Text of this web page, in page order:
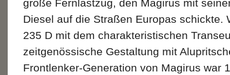
große Fernlastzug, den Magirus mit
Diesel auf die Straßen Europas schickte.
235 D mit dem charakteristischen
zeitgenössische Gestaltung mit
Frontlenker-Generation von Magirus war